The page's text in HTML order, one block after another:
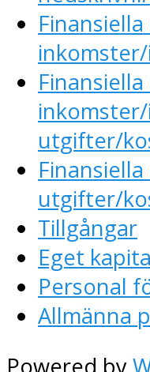
utgifter/
utgifter/
Tillgångar
Eget
Personal
Allmänna